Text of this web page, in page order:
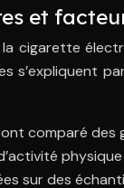
et
cigarette
s’expliquent
comparé
sur des